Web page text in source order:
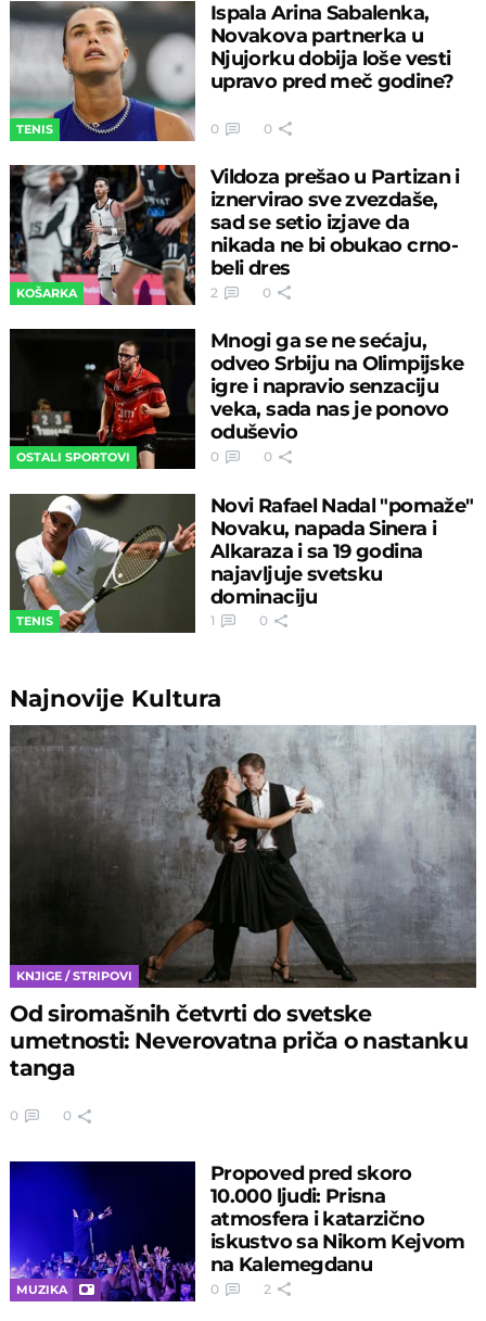
TENIS
Ispala Arina Sabalenka,
Novakova partnerka u
Njujorku dobija loše vesti
upravo pred meč godine?
0 0
KOŠARKA
Vildoza prešao u Partizan i
iznervirao sve zvezdaše,
sad se setio izjave da
nikada ne bi obukao crno-
beli dres
2 0
OSTALI SPORTOVI
Mnogi ga se ne sećaju,
odveo Srbiju na Olimpijske
igre i napravio senzaciju
veka, sada nas je ponovo
oduševio
0 0
TENIS
Novi Rafael Nadal "pomaže"
Novaku, napada Sinera i
Alkaraza i sa 19 godina
najavljuje svetsku
dominaciju
1 0
Najnovije Kultura
KNJIGE / STRIPOVI
Od siromašnih četvrti do svetske
umetnosti: Neverovatna priča o nastanku
tanga
0 0
MUZIKA
Propoved pred skoro
10.000 ljudi: Prisna
atmosfera i katarzično
iskustvo sa Nikom Kejvom
na Kalemegdanu
0 2